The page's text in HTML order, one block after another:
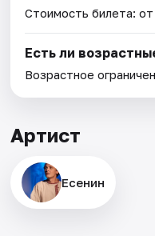
Стоимость билета: от
Есть ли
Возрастное
Артист
Есенин